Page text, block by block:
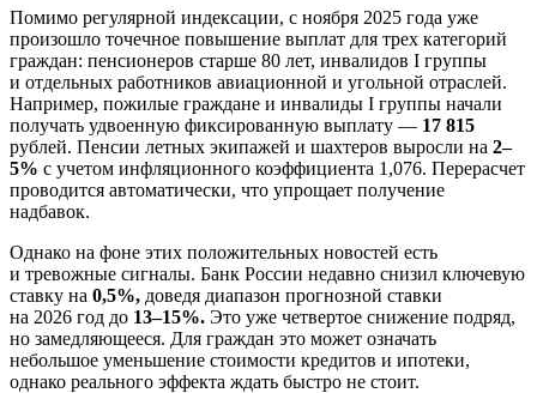
Помимо регулярной индексации, с ноября 2025 года уже
произошло точечное повышение выплат для трех категорий
граждан: пенсионеров старше 80 лет, инвалидов I группы
и отдельных работников авиационной и угольной отраслей.
Например, пожилые граждане и инвалиды I группы начали
получать удвоенную фиксированную выплату — 17 815
рублей. Пенсии летных экипажей и шахтеров выросли на 2–
5% с учетом инфляционного коэффициента 1,076. Перерасчет
проводится автоматически, что упрощает получение
надбавок.
Однако на фоне этих положительных новостей есть
и тревожные сигналы. Банк России недавно снизил ключевую
ставку на 0,5%, доведя диапазон прогнозной ставки
на 2026 год до 13–15%. Это уже четвертое снижение подряд,
но замедляющееся. Для граждан это может означать
небольшое уменьшение стоимости кредитов и ипотеки,
однако реального эффекта ждать быстро не стоит.